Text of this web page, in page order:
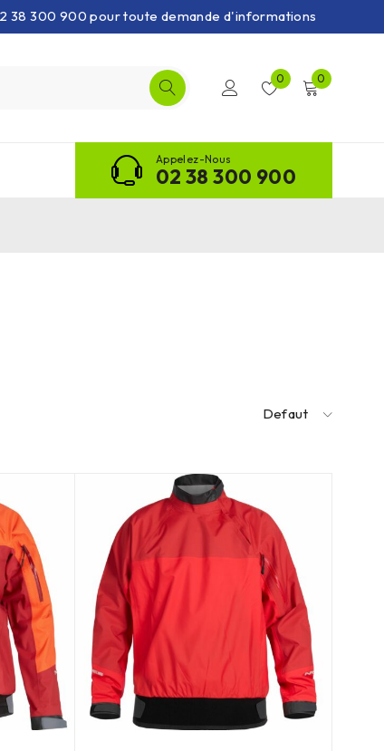
38 300 900 pour toute demande d'informations
0 0
Appelez-Nous
02 38 300 900
Defaut